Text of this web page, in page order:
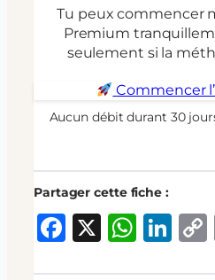
Tu peux commencer
Premium
seulement si la
Commencer
Aucun débit durant 30
Partager cette fiche :
Facebook
X